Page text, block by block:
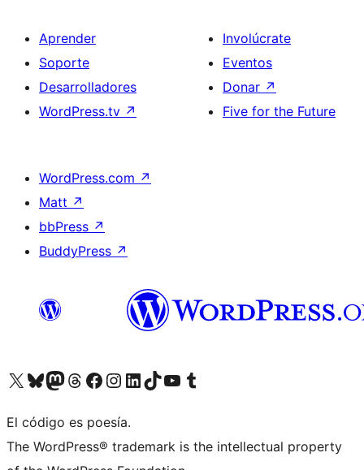
Aprender
Soporte
Desarrolladores
WordPress.tv ↗
Involúcrate
Eventos
Donar ↗
Five for the Future
WordPress.com ↗
Matt ↗
bbPress ↗
BuddyPress ↗
Visita nuestra cuenta de X (anteriormente Twitter)
Visita nuestra cuenta de Bluesky
Visita nuestra cuenta de Mastodon
Visita nuestra cuenta de Threads
Visita nuestra página de Facebook
Visita nuestra cuenta de Instagram
Visita nuestra cuenta de LinkedIn
Visita nuestra cuenta de TikTok
Visita nuestro canal de YouTube
Visita nuestra cuenta de Tumblr
El código es poesía.
The WordPress® trademark is the intellectual property